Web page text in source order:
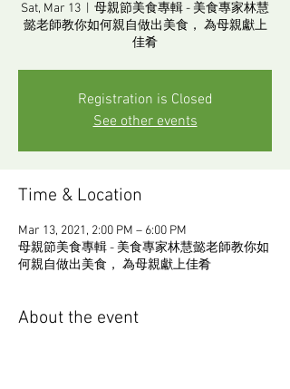
Sat, Mar 13
母親節美食專輯 - 美食專家林慧
懿老師教你如何親自做出美食， 為母親獻上
佳肴
Registration is Closed
See other events
Time & Location
Mar 13, 2021, 2:00 PM – 6:00 PM
母親節美食專輯 - 美食專家林慧懿老師教你如
何親自做出美食， 為母親獻上佳肴
About the event